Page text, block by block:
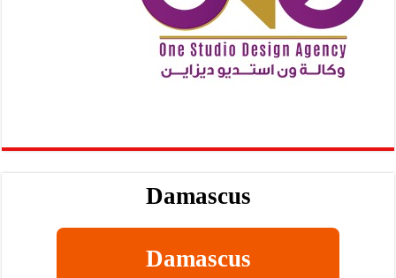
Damascus
Damascus